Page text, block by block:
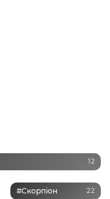
12
#Скорпіон 22